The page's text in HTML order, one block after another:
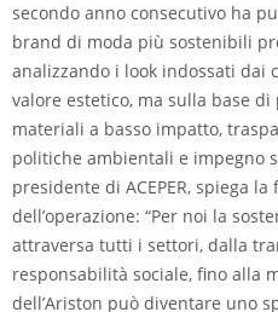
secondo anno consecutivo ha
brand di moda più sostenibili
analizzando i look indossati
valore estetico, ma sulla base
materiali a basso impatto,
politiche ambientali e impegno
presidente di ACEPER, spiega
dell’operazione: “Per noi la
attraversa tutti i settori, dalla
responsabilità sociale, fino alla
dell’Ariston può diventare uno